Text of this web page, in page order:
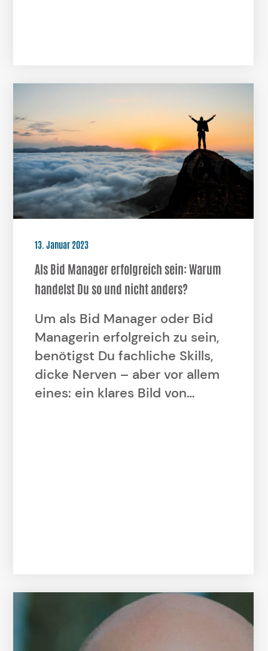
13. Januar 2023
Als Bid Manager erfolgreich sein: Warum
handelst Du so und nicht anders?
Um als Bid Manager oder Bid
Managerin erfolgreich zu sein,
benötigst Du fachliche Skills,
dicke Nerven – aber vor allem
eines: ein klares Bild von…